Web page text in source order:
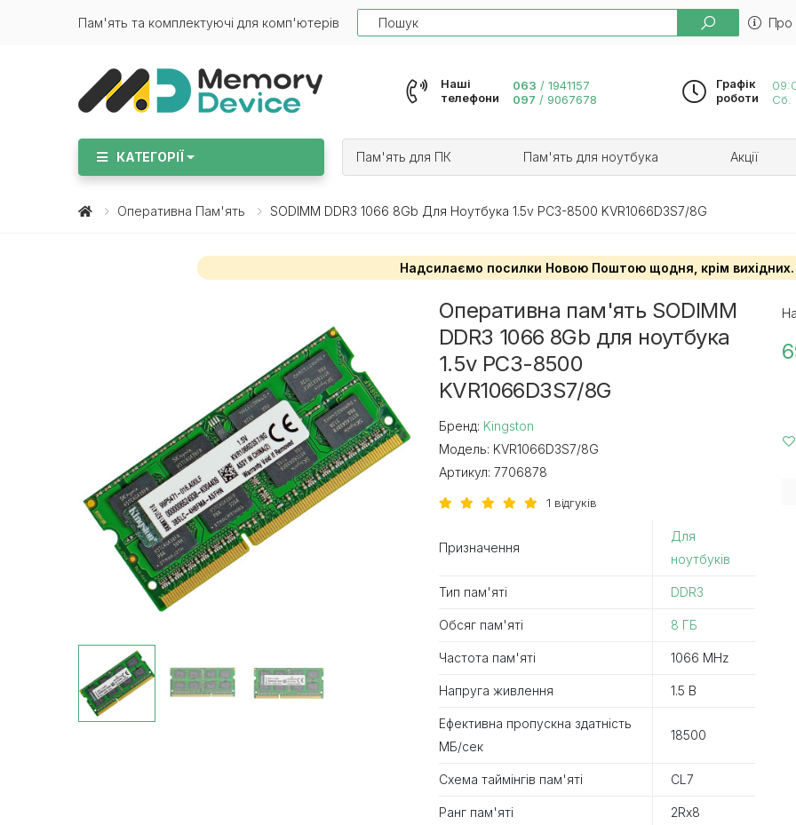
Пам'ять та комплектуючі для комп'ютерів
Search
Про
Наші
телефони
063 / 1941157
097 / 9067678
Графік
роботи
Сб.
КАТЕГОРІЇ Пам'ять для ПК Пам'ять для ноутбука Акції
Оперативна Пам'ять SODIMM DDR3 1066 8Gb Для Ноутбука 1.5v PC3-8500 KVR1066D3S7/8G
Надсилаємо посилки Новою Поштою щодня, крім вихідних.
Оперативна пам'ять SODIMM
DDR3 1066 8Gb для ноутбука
1.5v PC3-8500
KVR1066D3S7/8G
Бренд: Kingston
Модель: KVR1066D3S7/8G
Артикул: 7706878
1 відгуків
Призначення
Для
ноутбуків
Тип пам'яті DDR3
Обсяг пам'яті 8 ГБ
Частота пам'яті 1066 MHz
Напруга живлення 1.5 В
Ефективна пропускна здатність
MБ/сек
18500
Схема таймінгів пам'яті CL7
Ранг пам'яті 2Rx8